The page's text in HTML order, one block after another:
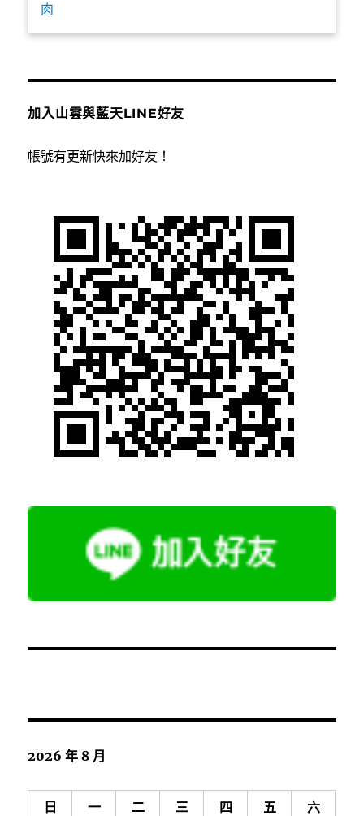
肉
加入山雲與藍天LINE好友
帳號有更新快來加好友！
2026 年 8 月
日 一 二 三 四 五 六